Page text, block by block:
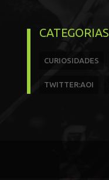
CATEGORIAS
CURIOSIDADES
TWITTER:AOI